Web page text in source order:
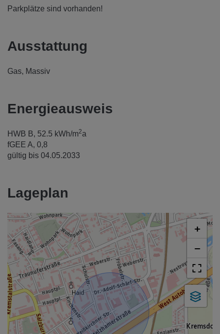
Parkplätze sind vorhanden!
Ausstattung
Gas Massiv
Energieausweis
HWB B, 52.5 kWh/m2a
fGEE A, 0,8
gültig bis 04.05.2033
Lageplan
+
−